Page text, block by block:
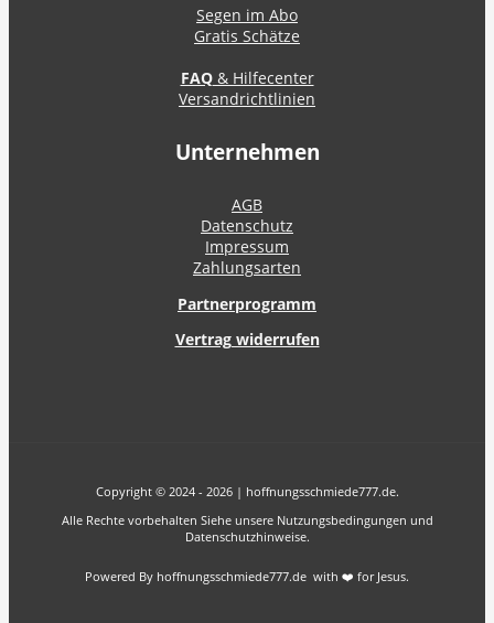
Segen im Abo
Gratis Schätze
FAQ& Hilfecenter
Versandrichtlinien
Unternehmen
AGB
Datenschutz
Impressum
Zahlungsarten
Partnerprogramm
Vertrag widerrufen
Copyright © 2024 - 2026 | hoffnungsschmiede777.de.
Alle Rechte vorbehalten Siehe unsere Nutzungsbedingungen und
Datenschutzhinweise.
Powered By hoffnungsschmiede777.de with ❤️ for Jesus.